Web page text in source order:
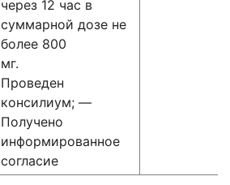
через 12 час в
суммарной дозе не
более 800
мг.
Проведен
консилиум; —
Получено
информированное
согласие